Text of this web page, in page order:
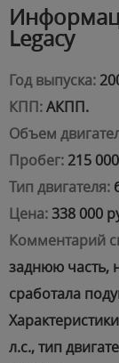
Legacy
Год выпуска:
КПП:АКПП.
Объем
Пробег: 215
Тип двигателя:
Цена:338 000
Комментарий
заднюю часть,
сработала
л.с., тип